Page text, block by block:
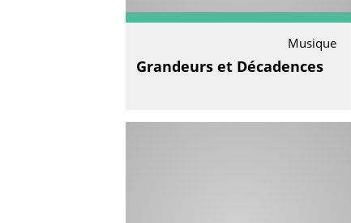
Musique
Grandeurs et Décadences